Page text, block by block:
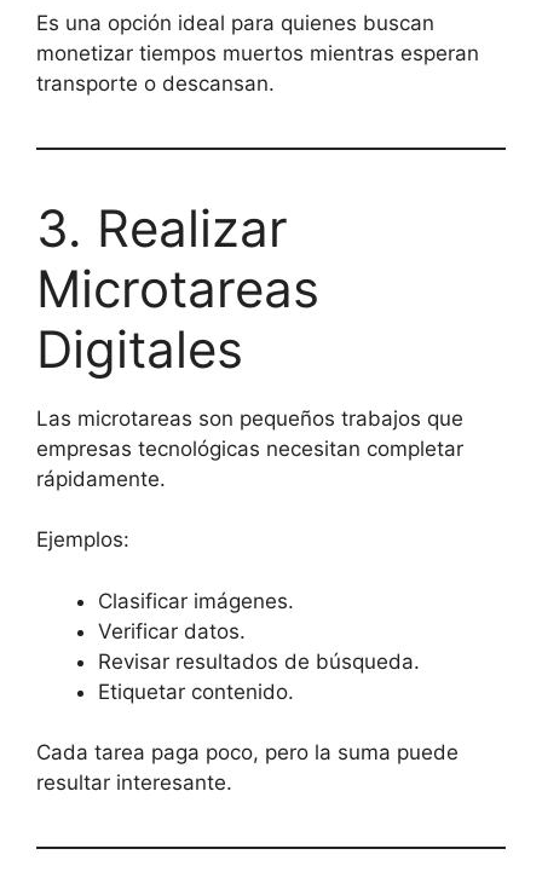
Es una opción ideal para quienes buscan
monetizar tiempos muertos mientras esperan
transporte o descansan.
3. Realizar
Microtareas
Digitales
Las microtareas son pequeños trabajos que
empresas tecnológicas necesitan completar
rápidamente.
Ejemplos:
Clasificar imágenes.
Verificar datos.
Revisar resultados de búsqueda.
Etiquetar contenido.
Cada tarea paga poco, pero la suma puede
resultar interesante.